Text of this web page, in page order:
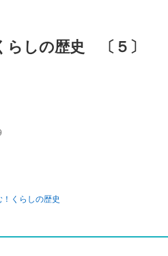
らしの歴史 〔５〕
くらしの歴史